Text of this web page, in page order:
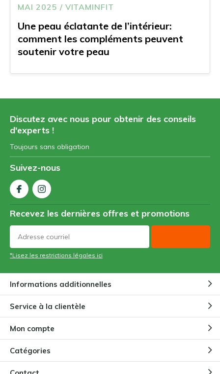
MAI 2025 / VITAMINFIT
Une peau éclatante de l’intérieur:
comment les compléments peuvent
soutenir votre peau
Discutez avec nous pour obtenir des conseils
d'experts !
Toujours sans obligation
Suivez-nous
Recevez les dernières offres et promotions
*Lisez les restrictions légales ici
Informations additionnelles
Service à la clientèle
Mon compte
Catégories